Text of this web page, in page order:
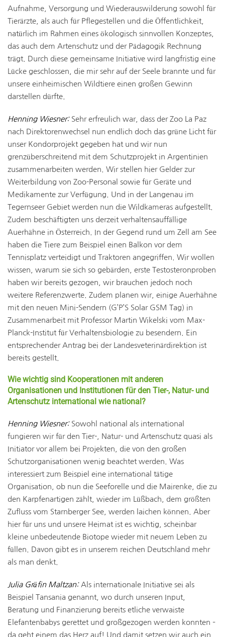
Aufnahme, Versorgung und Wiederauswilderung sowohl für
Tierärzte, als auch für Pflegestellen und die Öffentlichkeit,
natürlich im Rahmen eines ökologisch sinnvollen Konzeptes,
das auch dem Artenschutz und der Pädagogik Rechnung
trägt. Durch diese gemeinsame Initiative wird langfristig eine
Lücke geschlossen, die mir sehr auf der Seele brannte und für
unsere einheimischen Wildtiere einen großen Gewinn
darstellen dürfte.
Henning Wiesner: Sehr erfreulich war, dass der Zoo La Paz
nach Direktorenwechsel nun endlich doch das grüne Licht für
unser Kondorprojekt gegeben hat und wir nun
grenzüberschreitend mit dem Schutzprojekt in Argentinien
zusammenarbeiten werden. Wir stellen hier Gelder zur
Weiterbildung von Zoo-Personal sowie für Geräte und
Medikamente zur Verfügung. Und in der Langenau im
Tegernseer Gebiet werden nun die Wildkameras aufgestellt.
Zudem beschäftigten uns derzeit verhaltens­auffällige
Auerhähne in Österreich. In der Gegend rund um Zell am See
haben die Tiere zum Beispiel einen Balkon vor dem
Tennisplatz verteidigt und Traktoren angegriffen. Wir wollen
wissen, warum sie sich so gebärden, erste Testosteronproben
haben wir bereits gezogen, wir brauchen jedoch noch
weitere Referenzwerte. Zudem planen wir, einige Auerhähne
mit den neuen Mini-Sendern (G’P’S Solar GSM Tag) in
Zusammenarbeit mit Professor Martin Wikelski vom Max-
Planck-Institut für Verhaltensbiologie zu besendern. Ein
entsprechender Antrag bei der Landesveterinärdirektion ist
bereits gestellt.
Wie wichtig sind Kooperationen mit anderen
Organisationen und Institutionen für den Tier-, Natur- und
Artenschutz international wie national?
Henning Wiesner:Sowohl national als international
fungieren wir für den Tier-, Natur- und Artenschutz quasi als
Initiator vor allem bei Projekten, die von den großen
Schutzorganisationen wenig beachtet werden. Was
interessiert zum Beispiel eine international tätige
Organisation, ob nun die Seeforelle und die Mairenke, die zu
den Karpfenartigen zählt, wieder im Lüßbach, dem größten
Zufluss vom Starnberger See, werden laichen können. Aber
hier für uns und unsere Heimat ist es wichtig, scheinbar
kleine unbedeutende Biotope wieder mit neuem Leben zu
füllen. Davon gibt es in unserem reichen Deutschland mehr
als man denkt.
Julia Gräfin Maltzan:Als internationale Initiative sei als
Beispiel Tansania genannt, wo durch unseren Input,
Beratung und Finanzierung bereits etliche verwaiste
Elefantenbabys gerettet und großgezogen werden konnten –
da geht einem das Herz auf! Und damit setzen wir auch ein